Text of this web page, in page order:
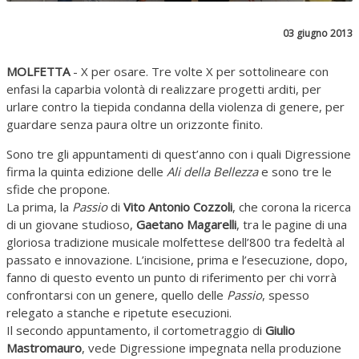
03 giugno 2013
MOLFETTA- X per osare. Tre volte X per sottolineare con
enfasi la caparbia volontà di realizzare progetti arditi, per
urlare contro la tiepida condanna della violenza di genere, per
guardare senza paura oltre un orizzonte finito.
Sono tre gli appuntamenti di quest’anno con i quali Digressione
firma la quinta edizione delle Ali della Bellezzae sono tre le
sfide che propone.
La prima, la Passiodi Vito Antonio Cozzoli, che corona la ricerca
di un giovane studioso, Gaetano Magarelli, tra le pagine di una
gloriosa tradizione musicale molfettese dell’800 tra fedeltà al
passato e innovazione. L’incisione, prima e l’esecuzione, dopo,
fanno di questo evento un punto di riferimento per chi vorrà
confrontarsi con un genere, quello delle Passio, spesso
relegato a stanche e ripetute esecuzioni.
Il secondo appuntamento, il cortometraggio di Giulio
Mastromauro, vede Digressione impegnata nella produzione